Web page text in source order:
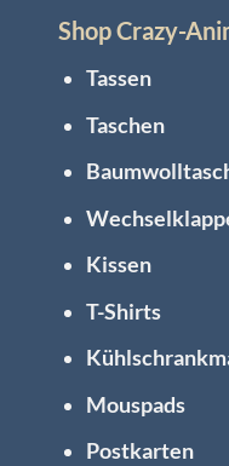
Shop Crazy-
Tassen
Taschen
Kissen
T-Shirts
Mouspads
Postkarten